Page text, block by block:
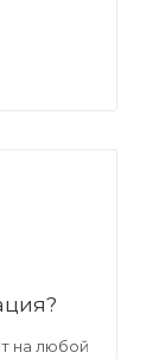
на любой